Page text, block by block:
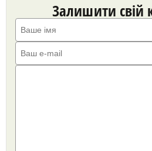
Залишити свій